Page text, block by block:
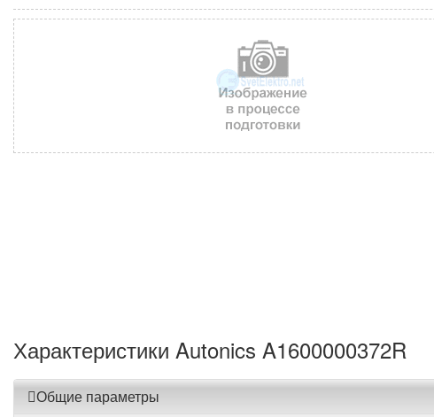
Характеристики Autonics A1600000372R
Общие параметры